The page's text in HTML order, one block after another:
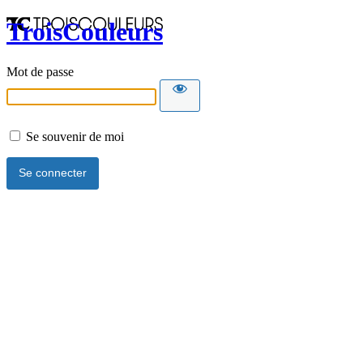
TroisCouleurs
Mot de passe
Se souvenir de moi